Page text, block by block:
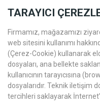
TARAYICI
Firmamız, mağazamızı
web sitesini kullanımı
(Çerez-Cookie) kullanarak
dosyaları, ana bellekte
kullanıcının tarayıcısına
dosyalarıdır. Teknik iletişim
tercihleri saklayarak